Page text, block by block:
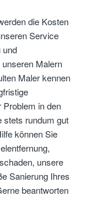
die Kosten
Service
und
Malern
Maler kennen
in den
stets rundum gut
können Sie
unsere
Sanierung Ihres
beantworten